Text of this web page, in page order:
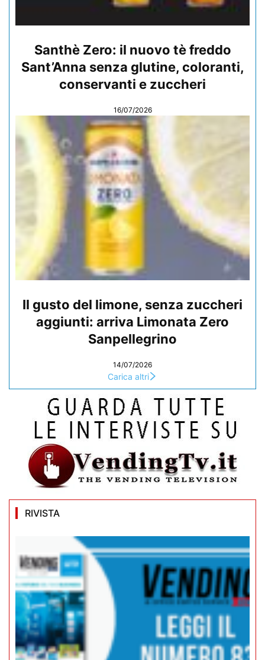
Santhè Zero: il nuovo tè freddo
Sant’Anna senza glutine, coloranti,
conservanti e zuccheri
16/07/2026
Il gusto del limone, senza zuccheri
aggiunti: arriva Limonata Zero
Sanpellegrino
14/07/2026
Carica altri
RIVISTA